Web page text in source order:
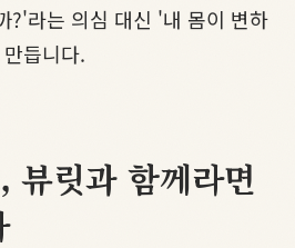
?'라는 의심 대신 '내 몸이 변하
듭니다.
뷰릿과 함께라면